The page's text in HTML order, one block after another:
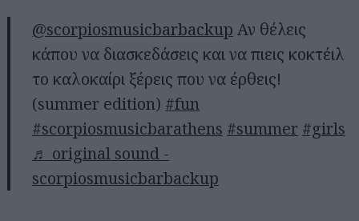
@scorpiosmusicbarbackup Αν θέλεις
κάπου να διασκεδάσεις και να πιεις κοκτέιλ
το καλοκαίρι ξέρεις που να έρθεις!
(summer edition) #fun
#scorpiosmusicbarathens #summer #girls
♬ original sound -
scorpiosmusicbarbackup